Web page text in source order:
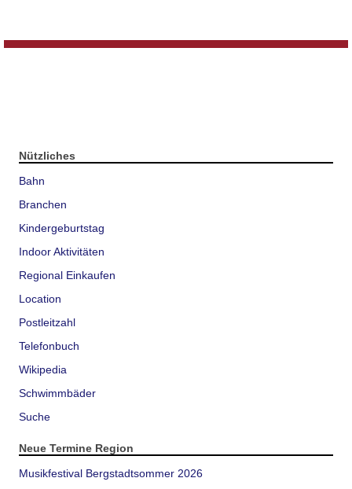
Nützliches
Bahn
Branchen
Kindergeburtstag
Indoor Aktivitäten
Regional Einkaufen
Location
Postleitzahl
Telefonbuch
Wikipedia
Schwimmbäder
Suche
Neue Termine Region
Musikfestival Bergstadtsommer 2026